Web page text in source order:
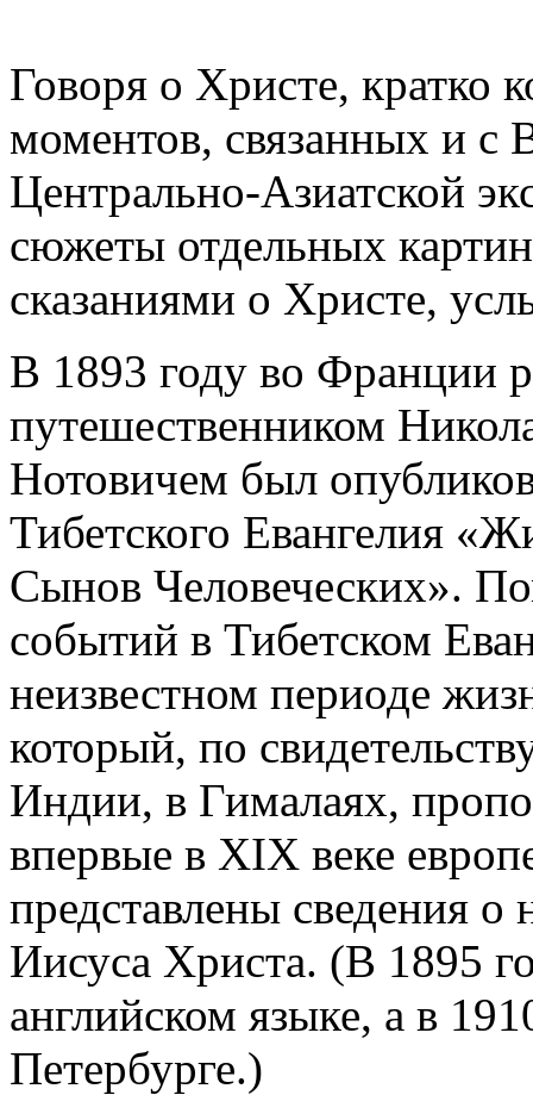
Говоря о Христе, кратко
моментов, связанных и с
Центрально-Азиатской
сюжеты отдельных
сказаниями о Христе,
В 1893 году во Франции
путешественником
Нотовичем был
Тибетского Евангелия
Сынов Человеческих».
событий в Тибетском
неизвестном периоде
который, по
Индии, в Гималаях,
впервые в XIX веке
представлены сведения
Иисуса Христа. (В 1895
английском языке, а в
Петербурге.)